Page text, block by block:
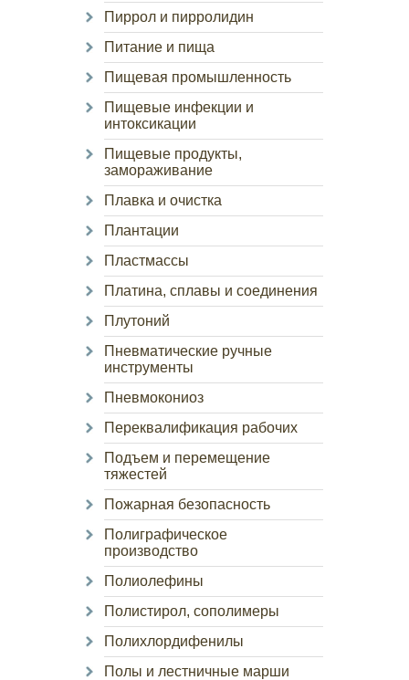
Пиррол и пирролидин
Питание и пища
Пищевая промышленность
Пищевые инфекции и
интоксикации
Пищевые продукты,
замораживание
Плавка и очистка
Плантации
Пластмассы
Платина, сплавы и соединения
Плутоний
Пневматические ручные
инструменты
Пневмокониоз
Переквалификация рабочих
Подъем и перемещение
тяжестей
Пожарная безопасность
Полиграфическое
производство
Полиолефины
Полистирол, сополимеры
Полихлордифенилы
Полы и лестничные марши